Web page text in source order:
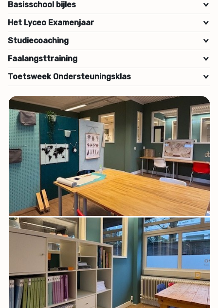
Basisschool bijles >
Het Lyceo Examenjaar >
Studiecoaching >
Faalangsttraining >
Toetsweek Ondersteuningsklas >